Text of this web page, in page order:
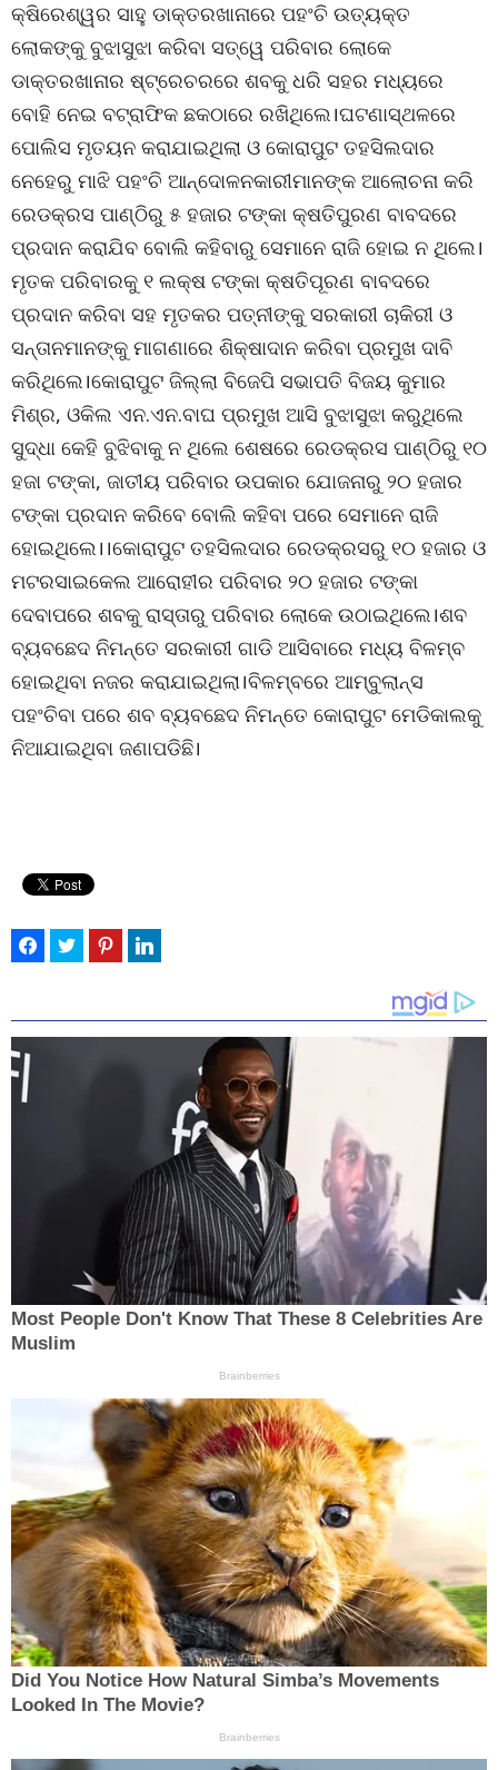
କ୍ଷିରେଶ୍ୱର ସାହୁ ଡାକ୍ତରଖାନାରେ ପହଂଚି ଉତ୍ୟକ୍ତ
ଲୋକଙ୍କୁ ବୁଝାସୁଝା କରିବା ସତ୍ୱେ ପରିବାର ଲୋକେ
ଡାକ୍ତରଖାନାର ଷ୍ଟ୍ରେଚରରେ ଶବକୁ ଧରି ସହର ମଧ୍ୟରେ
ବୋହି ନେଇ ବଟ୍ରାଫିକ ଛକଠାରେ ରଖିଥିଲେ।ଘଟଣାସ୍ଥଳରେ
ପୋଲିସ ମୃତୟନ କରାଯାଇଥିଲା ଓ କୋରାପୁଟ ତହସିଲଦାର
ନେହେରୁ ମାଝି ପହଂଚି ଆନ୍ଦୋଳନକାରୀମାନଙ୍କ ଆଲୋଚନା କରି
ରେଡକ୍ରସ ପାଣ୍ଠିରୁ ୫ ହଜାର ଟଙ୍କା କ୍ଷତିପୁରଣ ବାବଦରେ
ପ୍ରଦାନ କରାଯିବ ବୋଲି କହିବାରୁ ସେମାନେ ରାଜି ହୋଇ ନ ଥିଲେ।
ମୃତକ ପରିବାରକୁ ୧ ଲକ୍ଷ ଟଙ୍କା କ୍ଷତିପୂରଣ ବାବଦରେ
ପ୍ରଦାନ କରିବା ସହ ମୃତକର ପତ୍ନୀଙ୍କୁ ସରକାରୀ ଚାକିରୀ ଓ
ସନ୍ତାନମାନଙ୍କୁ ମାଗଣାରେ ଶିକ୍ଷାଦାନ କରିବା ପ୍ରମୁଖ ଦାବି
କରିଥିଲେ।କୋରାପୁଟ ଜିଲ୍ଲା ବିଜେପି ସଭାପତି ବିଜୟ କୁମାର
ମିଶ୍ର, ଓକିଲ ଏନ.ଏନ.ବାଘ ପ୍ରମୁଖ ଆସି ବୁଝାସୁଝା କରୁଥିଲେ
ସୁଦ୍ଧା କେହି ବୁଝିବାକୁ ନ ଥିଲେ ଶେଷରେ ରେଡକ୍ରସ ପାଣ୍ଠିରୁ ୧୦
ହଜା ଟଙ୍କା, ଜାତୀୟ ପରିବାର ଉପକାର ଯୋଜନାରୁ ୨୦ ହଜାର
ଟଙ୍କା ପ୍ରଦାନ କରିବେ ବୋଲି କହିବା ପରେ ସେମାନେ ରାଜି
ହୋଇଥିଲେ।।କୋରାପୁଟ ତହସିଲଦାର ରେଡକ୍ରସରୁ ୧୦ ହଜାର ଓ
ମଟରସାଇକେଲ ଆରୋହୀର ପରିବାର ୨୦ ହଜାର ଟଙ୍କା
ଦେବାପରେ ଶବକୁ ରାସ୍ତାରୁ ପରିବାର ଲୋକେ ଉଠାଇଥିଲେ।ଶବ
ବ୍ୟବଛେଦ ନିମନ୍ତେ ସରକାରୀ ଗାଡି ଆସିବାରେ ମଧ୍ୟ ବିଳମ୍ବ
ହୋଇଥିବା ନଜର କରାଯାଇଥିଲା।ବିଳମ୍ବରେ ଆମ୍ବୁଲାନ୍ସ
ପହଂଚିବା ପରେ ଶବ ବ୍ୟବଛେଦ ନିମନ୍ତେ କୋରାପୁଟ ମେଡିକାଲକୁ
ନିଆଯାଇଥିବା ଜଣାପଡିଛି।